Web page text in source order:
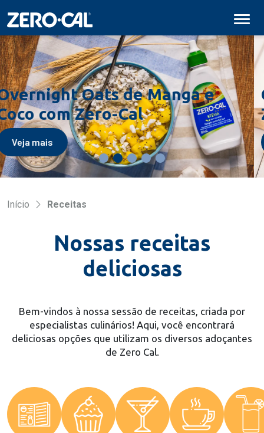
Chá de Hibisco e Maçã com
Zero-Cal
Veja mais
Início Receitas
Nossas receitas
deliciosas
Bem-vindos à nossa sessão de receitas, criada por
especialistas culinários! Aqui, você encontrará
deliciosas opções que utilizam os diversos adoçantes
de Zero Cal.